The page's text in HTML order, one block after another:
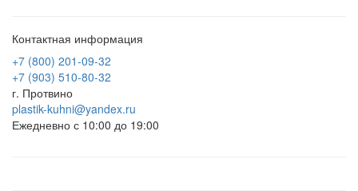
Контактная информация
+7 (800) 201-09-32
+7 (903) 510-80-32
г. Протвино
plastik-kuhni@yandex.ru
Ежедневно с 10:00 до 19:00